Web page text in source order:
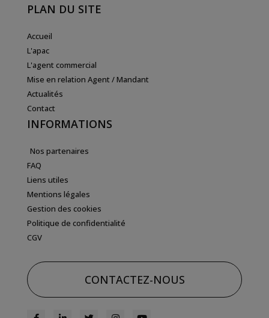
PLAN DU SITE
Accueil
L'apac
L'agent commercial
Mise en relation Agent / Mandant
Actualités
Contact
INFORMATIONS
Nos partenaires
FAQ
Liens utiles
Mentions légales
Gestion des cookies
Politique de confidentialité
CGV
CONTACTEZ-NOUS